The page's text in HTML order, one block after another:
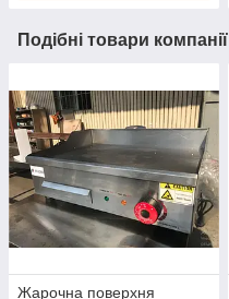
Подібні товари компанії
Жарочна поверхня